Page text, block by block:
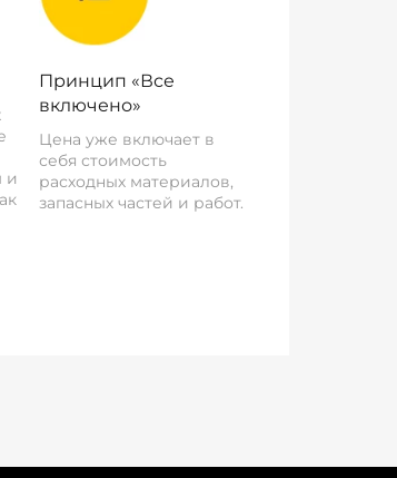
и
Принцип «Все
включено»
Цена уже включает в
себя стоимость
расходных материалов,
запасных частей и работ.